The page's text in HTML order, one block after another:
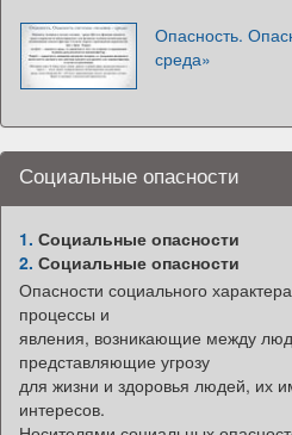
Опасность.
среда»
Социальные опасности
1. Социальные опасности
2. Социальные опасности
Опасности социального
процессы и
явления, возникающие между
представляющие угрозу
для жизни и здоровья людей, их
интересов.